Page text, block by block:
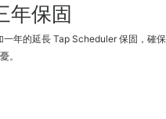
年保固
年的延長 Tap Scheduler 保固，確保
。